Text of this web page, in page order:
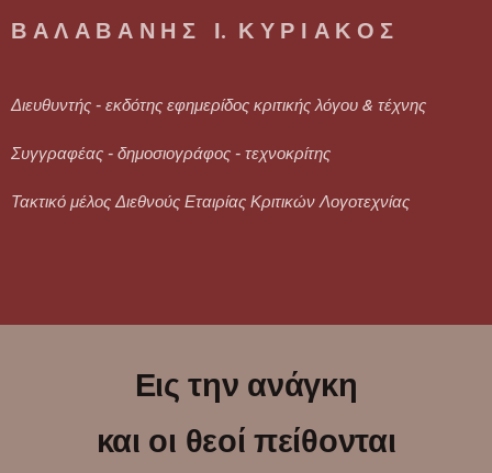
Β Α Λ Α Β Α Ν Η Σ Ι. Κ Υ Ρ Ι Α Κ Ο Σ
Διευθυντής - εκδότης εφημερίδος κριτικής λόγου & τέχνης
Συγγραφέας - δημοσιογράφος - τεχνοκρίτης
Τακτικό μέλος Διεθνούς Εταιρίας Κριτικών Λογοτεχνίας
Εις την ανάγκη
και οι θεοί πείθονται